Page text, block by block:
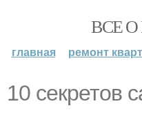
ВСЕ
главная ремонт
10 секретов